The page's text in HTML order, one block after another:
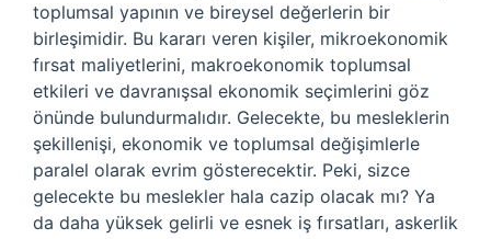
toplumsal yapının ve bireysel değerlerin bir
birleşimidir. Bu kararı veren kişiler, mikroekonomik
fırsat maliyetlerini, makroekonomik toplumsal
etkileri ve davranışsal ekonomik seçimlerini göz
önünde bulundurmalıdır. Gelecekte, bu mesleklerin
şekillenişi, ekonomik ve toplumsal değişimlerle
paralel olarak evrim gösterecektir. Peki, sizce
gelecekte bu meslekler hala cazip olacak mı? Ya
da daha yüksek gelirli ve esnek iş fırsatları, askerlik